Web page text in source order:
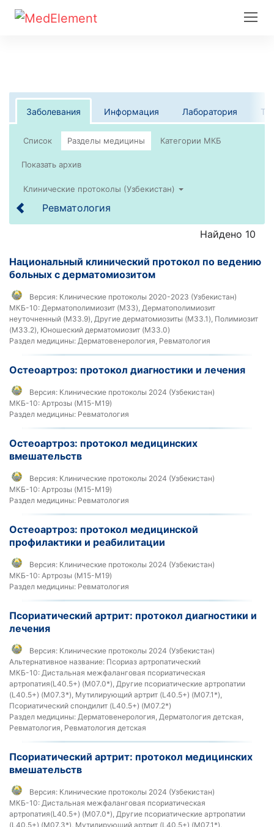
Заболевания Информация Лаборатория
Список
Клинические протоколы (Узбекистан)
Ревматология
Найдено 10
Национальный клинический протокол по ведению
больных с дерматомиозитом
Версия: Клинические протоколы 2020-2023 (Узбекистан)
МКБ-10: Дерматополимиозит (M33), Дерматополимиозит
неуточненный (M33.9), Другие дерматомиозиты (M33.1), Полимиозит
(M33.2), Юношеский дерматомиозит (M33.0)
Раздел медицины: Дерматовенерология, Ревматология
Остеоартроз: протокол диагностики и лечения
Версия: Клинические протоколы 2024 (Узбекистан)
МКБ-10: Артрозы (M15-M19)
Раздел медицины: Ревматология
Остеоартроз: протокол медицинских
вмешательств
Версия: Клинические протоколы 2024 (Узбекистан)
МКБ-10: Артрозы (M15-M19)
Раздел медицины: Ревматология
Остеоартроз: протокол медицинской
профилактики и реабилитации
Версия: Клинические протоколы 2024 (Узбекистан)
МКБ-10: Артрозы (M15-M19)
Раздел медицины: Ревматология
Псориатический артрит: протокол диагностики и
лечения
Версия: Клинические протоколы 2024 (Узбекистан)
Альтернативное название: Псориаз артропатический
МКБ-10: Дистальная межфаланговая псориатическая
артропатия(L40.5+) (M07.0*), Другие псориатические артропатии
(L40.5+) (M07.3*), Мутилирующий артрит (L40.5+) (M07.1*),
Псориатический спондилит (L40.5+) (M07.2*)
Раздел медицины: Дерматовенерология, Дерматология детская,
Ревматология, Ревматология детская
Псориатический артрит: протокол медицинских
вмешательств
Версия: Клинические протоколы 2024 (Узбекистан)
МКБ-10: Дистальная межфаланговая псориатическая
артропатия(L40.5+) (M07.0*), Другие псориатические артропатии
(L40.5+) (M07.3*), Мутилирующий артрит (L40.5+) (M07.1*),